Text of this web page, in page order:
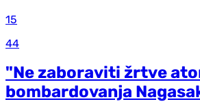
15
44
"Ne zaboraviti žrtve
bombardovanja